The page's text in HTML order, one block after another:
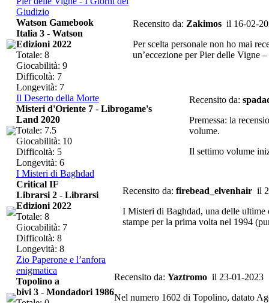
Giudizio
Recensito da: Zakimos il 16-02-
Per scelta personale non ho mai
un’eccezione per Pier delle Vigne
Watson Gamebook
Italia 3 - Watson
Edizioni 2022
Totale: 8
Giocabilità: 9
Difficoltà: 7
Longevità: 7
Il Deserto della Morte
Recensito da:
Premessa: la
volume.
Il settimo volume
Misteri d'Oriente 7 - Librogame's
Land 2020
Totale: 7.5
Giocabilità: 10
Difficoltà: 5
Longevità: 6
I Misteri di Baghdad
Recensito da: firebead_elvenhair il
I Misteri di Baghdad, una delle ultime
stampe per la prima volta nel 1994
Critical IF
Librarsi 2 - Librarsi
Edizioni 2022
Totale: 8
Giocabilità: 7
Difficoltà: 8
Longevità: 8
Zio Paperone e l’anfora
enigmatica
Recensito da: Yaztromo il 23-01-2023
Nel numero 1602 di Topolino, datato
Topolino a
bivi 3 - Mondadori 1986